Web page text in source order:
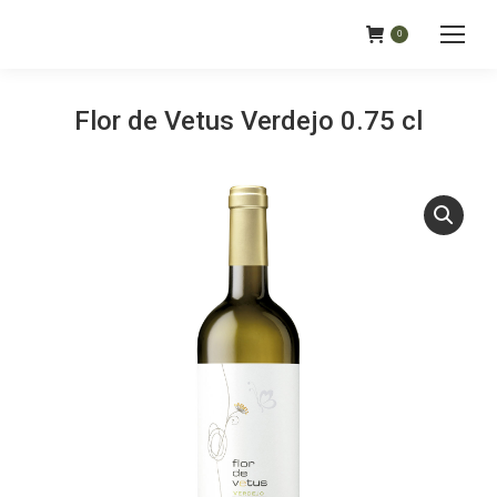
0
Flor de Vetus Verdejo 0.75 cl